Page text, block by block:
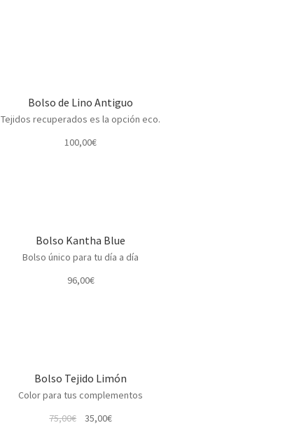
Bolso de Lino Antiguo
Tejidos recuperados es la opción eco.
100,00€
Bolso Kantha Blue
Bolso único para tu día a día
96,00€
Bolso Tejido Limón
Color para tus complementos
75,00€
El35,00€El